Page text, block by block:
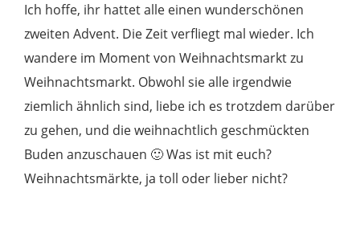
Ich hoffe, ihr hattet alle einen wunderschönen
zweiten Advent. Die Zeit verfliegt mal wieder. Ich
wandere im Moment von Weihnachtsmarkt zu
Weihnachtsmarkt. Obwohl sie alle irgendwie
ziemlich ähnlich sind, liebe ich es trotzdem darüber
zu gehen, und die weihnachtlich geschmückten
Buden anzuschauen 🙂 Was ist mit euch?
Weihnachtsmärkte, ja toll oder lieber nicht?